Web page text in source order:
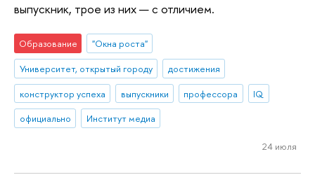
выпускник, трое из них — с отличием.
Образование
"Окна роста"
Университет, открытый городу
достижения
конструктор успеха
выпускники профессора
IQ
официально
Институт медиа
24 июля